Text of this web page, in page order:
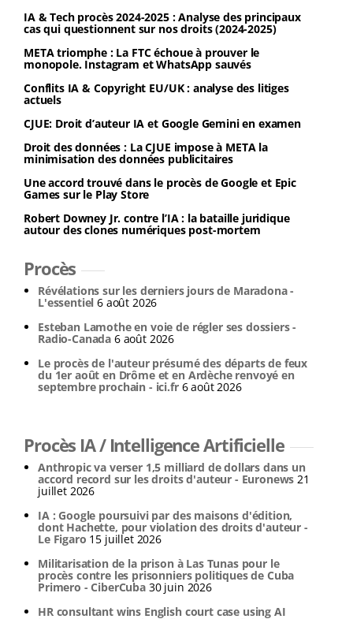
IA & Tech procès 2024-2025 : Analyse des principaux
cas qui questionnent sur nos droits (2024-2025)
META triomphe : La FTC échoue à prouver le
monopole. Instagram et WhatsApp sauvés
Conflits IA & Copyright EU/UK : analyse des litiges
actuels
CJUE: Droit d’auteur IA et Google Gemini en examen
Droit des données : La CJUE impose à META la
minimisation des données publicitaires
Une accord trouvé dans le procès de Google et Epic
Games sur le Play Store
Robert Downey Jr. contre l’IA : la bataille juridique
autour des clones numériques post-mortem
Procès
Révélations sur les derniers jours de Maradona -
L'essentiel 6 août 2026
Esteban Lamothe en voie de régler ses dossiers -
Radio-Canada 6 août 2026
Le procès de l'auteur présumé des départs de feux
du 1er août en Drôme et en Ardèche renvoyé en
septembre prochain - ici.fr 6 août 2026
Procès IA / Intelligence Artificielle
Anthropic va verser 1,5 milliard de dollars dans un
accord record sur les droits d'auteur - Euronews 21
juillet 2026
IA : Google poursuivi par des maisons d'édition,
dont Hachette, pour violation des droits d'auteur -
Le Figaro 15 juillet 2026
Militarisation de la prison à Las Tunas pour le
procès contre les prisonniers politiques de Cuba
Primero - CiberCuba 30 juin 2026
HR consultant wins English court case using AI